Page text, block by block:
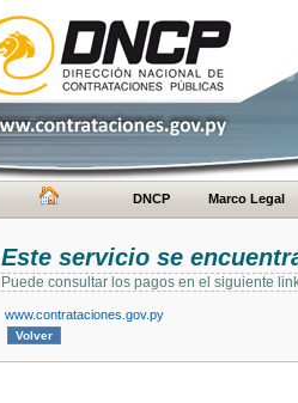
DNCP Marco Legal
Este servicio se
Puede consultar los pagos en el siguiente
www.contrataciones.gov.py